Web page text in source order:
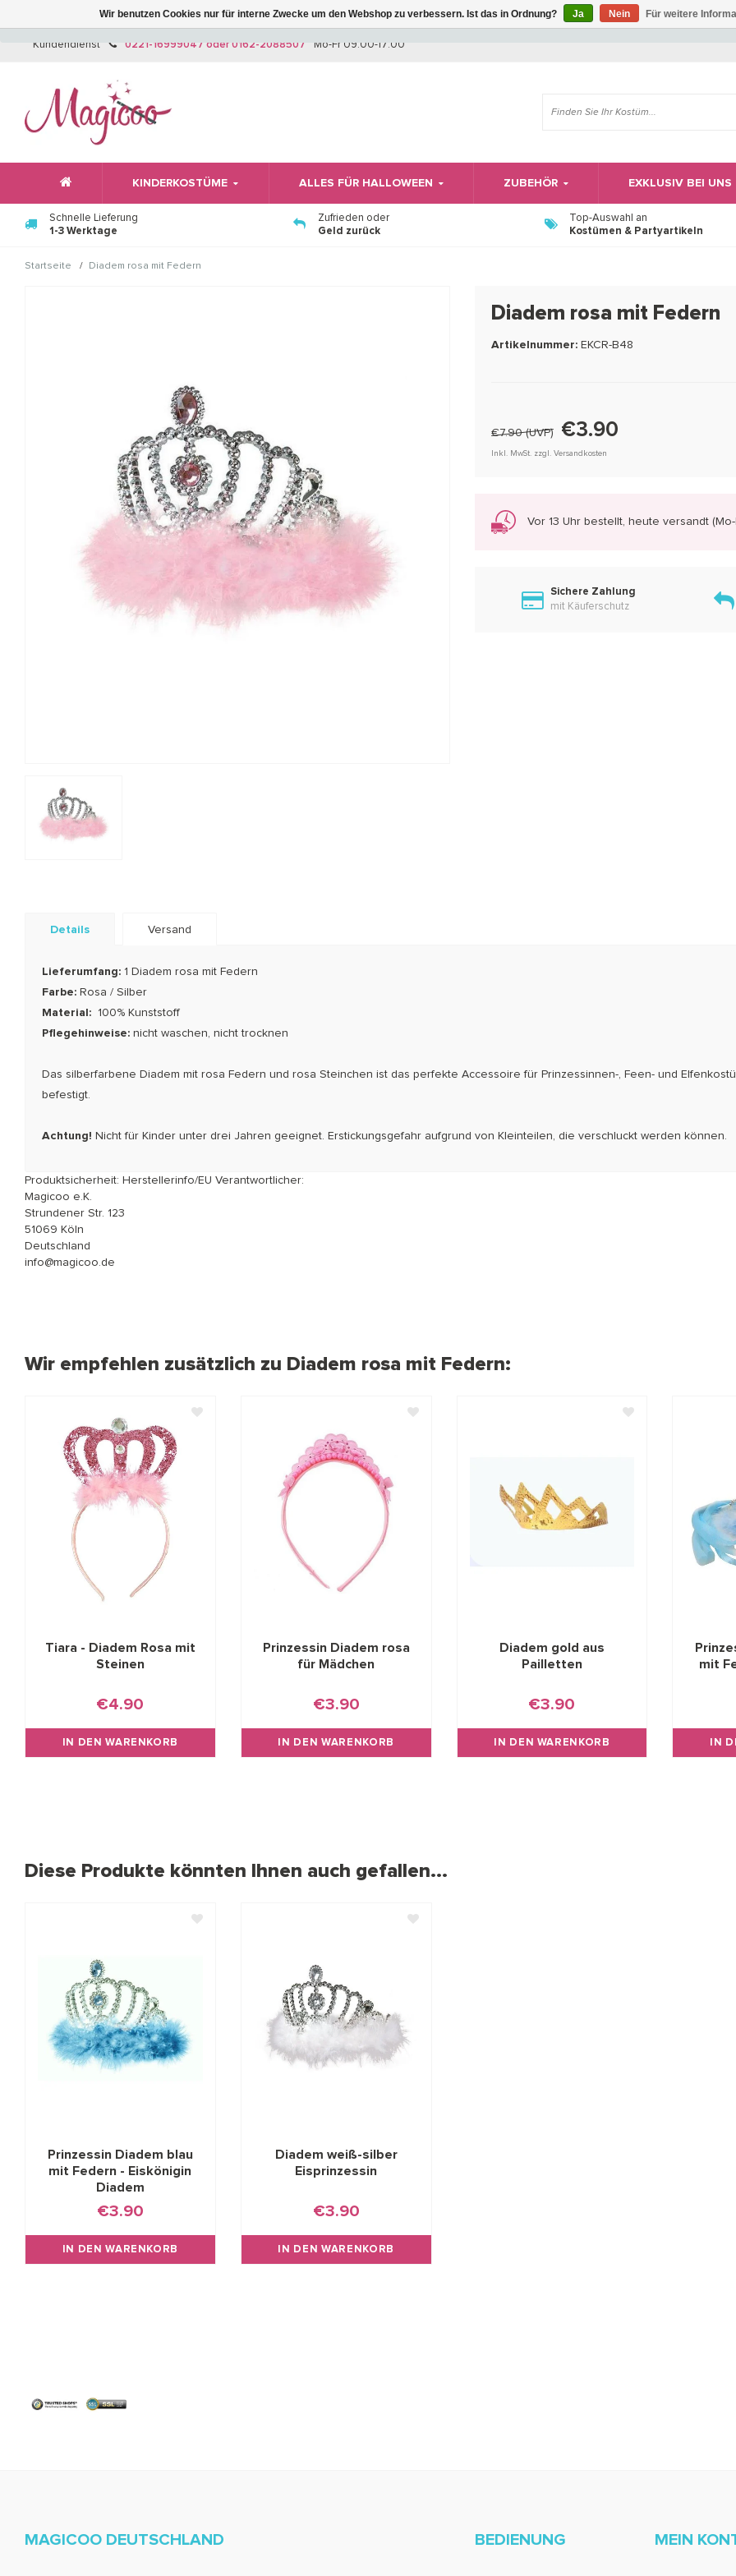
Wir haben Betriebsferien, daher können Sie derzeit nicht bestellen.
Kundendienst 0221-16999047 oder 0162-2088507 Mo-Fr 09:00-17:00
KINDERKOSTÜME ALLES FÜR HALLOWEEN ZUBEHÖR EXKLUSIV BEI UNS
Schnelle Lieferung
1-3 Werktage
Zufrieden oder
Geld zurück
Top-Auswahl an
Kostümen & Partyartikeln
Startseite / Diadem rosa mit Federn
Diadem rosa mit Federn
Artikelnummer:EKCR-B48
€7.90 (UVP) €3.90
Inkl. MwSt. zzgl. Versandkosten
Vor 13 Uhr bestellt, heute versandt (Mo-
Sichere Zahlung
mit Käuferschutz
Details Versand
Lieferumfang: 1 Diadem rosa mit Federn
Farbe: Rosa / Silber
Material: 100% Kunststoff
Pflegehinweise: nicht waschen, nicht trocknen
Das silberfarbene Diadem mit rosa Federn und rosa Steinchen ist das perfekte Accessoire für Prinzessinnen-, Feen- und
befestigt.
Achtung! Nicht für Kinder unter drei Jahren geeignet. Erstickungsgefahr aufgrund von Kleinteilen, die verschluckt werden können.
Produktsicherheit: Herstellerinfo/EU Verantwortlicher:
Magicoo e.K.
Strundener Str. 123
51069 Köln
Deutschland
info@magicoo.de
Wir empfehlen zusätzlich zu Diadem rosa mit Federn:
Tiara - Diadem Rosa mit
Steinen
€4.90
IN DEN WARENKORB
Prinzessin Diadem rosa
für Mädchen
€3.90
IN DEN WARENKORB
Diadem gold aus
Pailletten
€3.90
IN DEN WARENKORB
mit
IN
Diese Produkte könnten Ihnen auch gefallen...
Prinzessin Diadem blau
mit Federn - Eiskönigin
Diadem
€3.90
IN DEN WARENKORB
Diadem weiß-silber
Eisprinzessin
€3.90
IN DEN WARENKORB
MAGICOO DEUTSCHLAND BEDIENUNG MEIN
Wir benutzen Cookies nur für interne Zwecke um den Webshop zu verbessern. Ist das in Ordnung? Ja Nein Für weitere